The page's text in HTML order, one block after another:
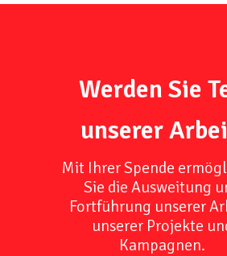
Werden Sie
unserer
Mit Ihrer Spende
Sie die Ausweitung
Fortführung unserer
unserer Projekte
Kampagnen.